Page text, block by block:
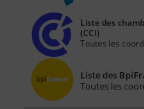
Liste des
(CCI)
Toutes les
Liste des
Toutes les